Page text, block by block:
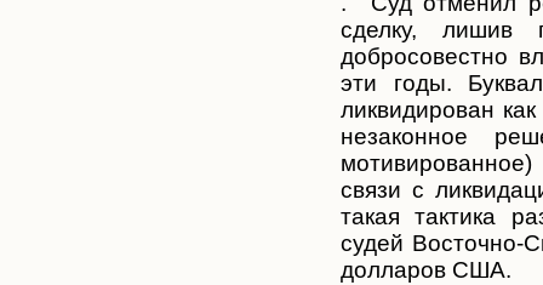
сделку, лишив
добросовестно
эти годы.
ликвидирован
незаконное
мотивированное)
связи с
такая тактика
судей Восточно-
долларов США.